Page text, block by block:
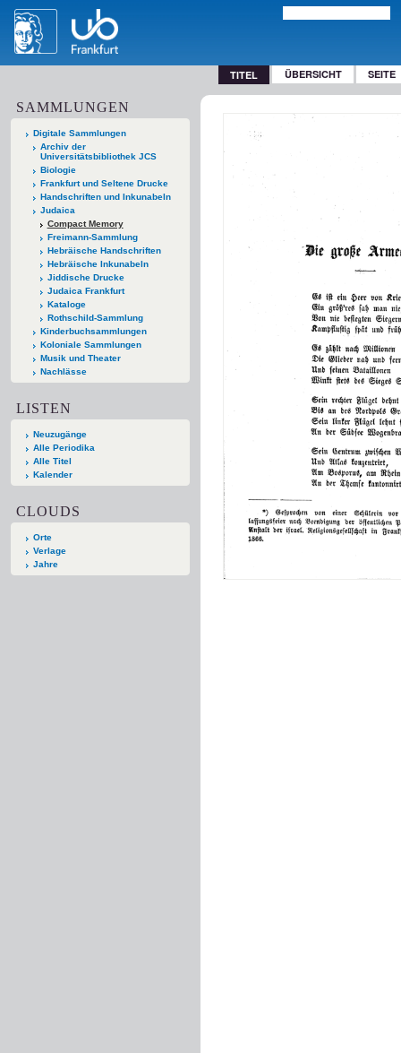
TITEL ÜBERSICHT SEITE
SAMMLUNGEN
Digitale Sammlungen
Archiv der
Universitätsbibliothek JCS
Biologie
Frankfurt und Seltene Drucke
Handschriften und Inkunabeln
Judaica
Compact Memory
Freimann-Sammlung
Hebräische Handschriften
Hebräische Inkunabeln
Jiddische Drucke
Judaica Frankfurt
Kataloge
Rothschild-Sammlung
Kinderbuchsammlungen
Koloniale Sammlungen
Musik und Theater
Nachlässe
LISTEN
Neuzugänge
Alle Periodika
Alle Titel
Kalender
CLOUDS
Orte
Verlage
Jahre